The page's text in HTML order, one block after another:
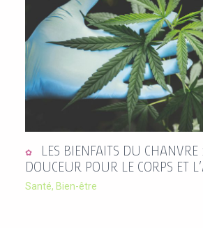
LES BIENFAITS DU
DOUCEUR POUR LE CORPS ET
Santé, Bien-être